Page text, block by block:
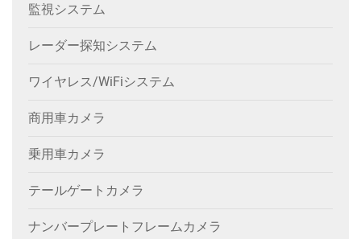
監視システム
レーダー探知システム
ワイヤレス/WiFiシステム
商用車カメラ
乗用車カメラ
テールゲートカメラ
ナンバープレートフレームカメラ